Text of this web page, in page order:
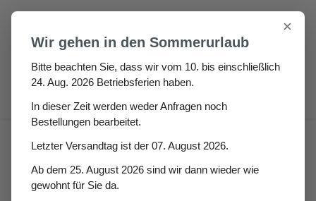
Zum Hauptinhalt springen
Haus
Fenster- / Türprofile
Stahlzargendichtung
×
Wir gehen in den Sommerurlaub
Bitte beachten Sie, dass wir vom 10. bis einschließlich
24. Aug. 2026 Betriebsferien haben.
In dieser Zeit werden weder Anfragen noch
Bestellungen bearbeitet.
Letzter Versandtag ist der 07. August 2026.
Ab dem 25. August 2026 sind wir dann wieder wie
gewohnt für Sie da.